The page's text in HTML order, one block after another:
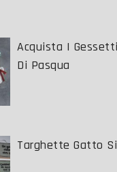
Acquista I
Di Pasqua
Targhette Gatto